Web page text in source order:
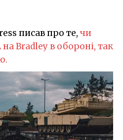
писав про те, чи
Bradley в обороні, так